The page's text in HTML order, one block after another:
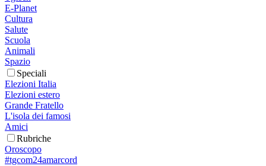
E-Planet
Cultura
Salute
Scuola
Animali
Spazio
Speciali
Elezioni Italia
Elezioni estero
Grande Fratello
L'isola dei famosi
Amici
Rubriche
Oroscopo
#tgcom24amarcord